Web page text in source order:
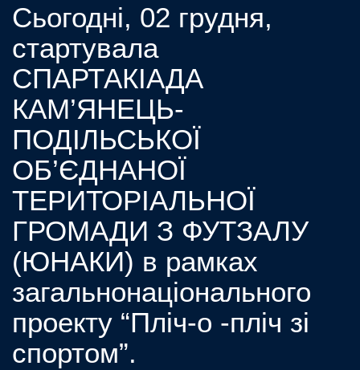
Сьогодні, 02 грудня,
стартувала
СПАРТАКІАДА
КАМ’ЯНЕЦЬ-
ПОДІЛЬСЬКОЇ
ОБ’ЄДНАНОЇ
ТЕРИТОРІАЛЬНОЇ
ГРОМАДИ З ФУТЗАЛУ
(ЮНАКИ) в рамках
загальнонаціонального
проекту “Пліч-о -пліч зі
спортом”.